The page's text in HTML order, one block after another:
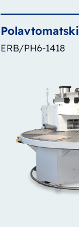
Polavtomatski
ERB/PH6-1418